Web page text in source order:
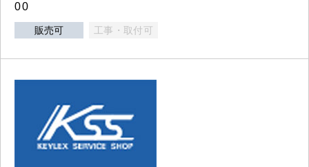
00
販売可 工事・取付可